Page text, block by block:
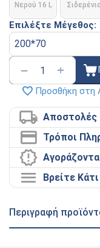
Νερού 16 L
Επιλέξτε Μέγεθος:
+
−
Προσθήκη στη
Αποστολές
Τρόποι
Βρείτε
Περιγραφή